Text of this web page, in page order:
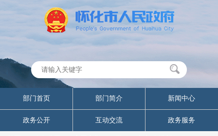
部门首页 部门简介 新闻中心
政务公开 互动交流 政务服务